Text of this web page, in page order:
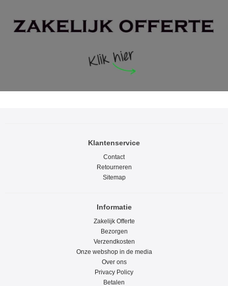
Klantenservice
Contact
Retourneren
Sitemap
Informatie
Zakelijk Offerte
Bezorgen
Verzendkosten
Onze webshop in de media
Over ons
Privacy Policy
Betalen